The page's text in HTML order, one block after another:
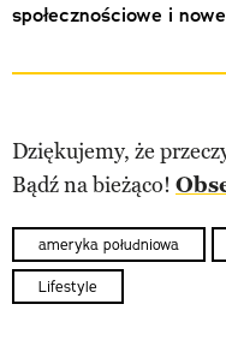
społecznościowe i
Dziękujemy, że
Bądź na bieżąco!
ameryka południowa
Lifestyle